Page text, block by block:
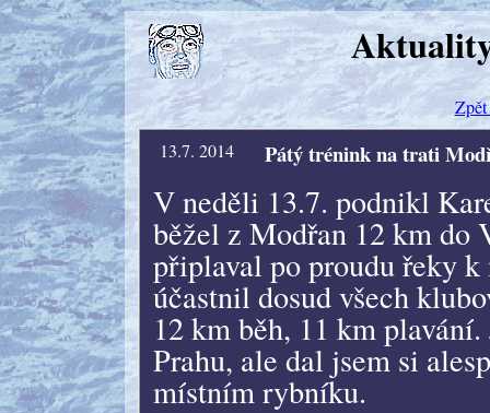
13.7. 2014
Pátý trénink na trati
V neděli 13.7. podnikl
běžel z Modřan 12 km do
připlaval po proudu řeky
účastnil dosud všech
12 km běh, 11 km
Prahu, ale dal jsem si
místním rybníku.